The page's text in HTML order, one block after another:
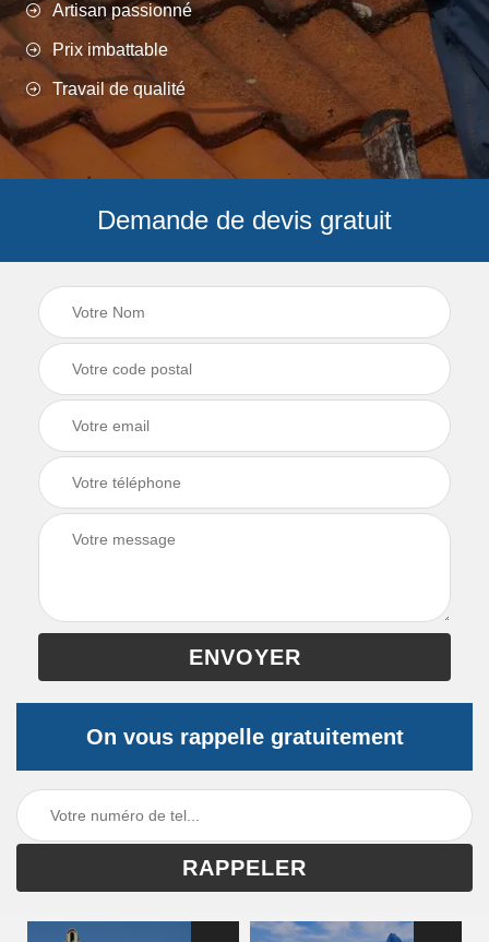
Artisan passionné
Prix imbattable
Travail de qualité
Demande de devis gratuit
On vous rappelle gratuitement